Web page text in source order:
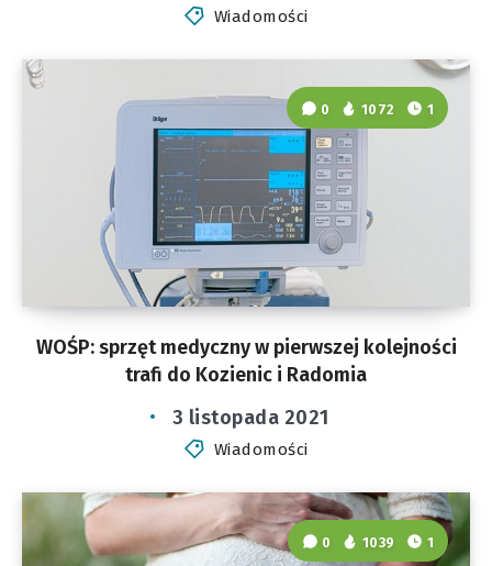
Wiadomości
WOŚP: sprzęt medyczny w pierwszej kolejności
trafi do Kozienic i Radomia
0 1072 1
3 listopada 2021
Wiadomości
0 1039 1